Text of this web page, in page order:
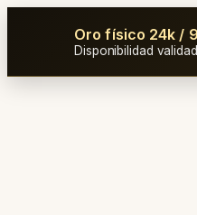
Oro físico 24k /
Disponibilidad